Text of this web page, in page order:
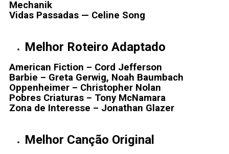
Mechanik
Vidas Passadas — Celine Song
Melhor Roteiro Adaptado
American Fiction – Cord Jefferson
Barbie – Greta Gerwig, Noah Baumbach
Oppenheimer – Christopher Nolan
Pobres Criaturas – Tony McNamara
Zona de Interesse – Jonathan Glazer
Melhor Canção Original